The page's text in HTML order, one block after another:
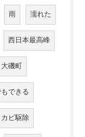
雨 濡れた
西日本最高峰
大磯町
できる
カビ駆除